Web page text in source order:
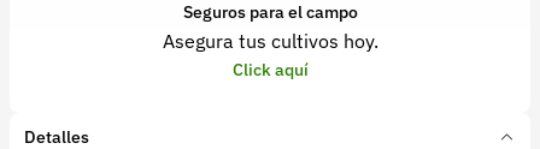
Seguros para el campo
Asegura tus cultivos hoy.
Click aquí
Detalles